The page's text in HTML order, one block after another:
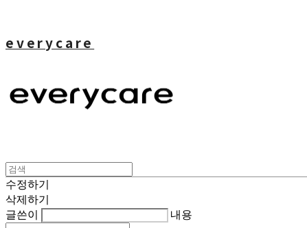
everycare
수정하기
삭제하기
글쓴이
내용